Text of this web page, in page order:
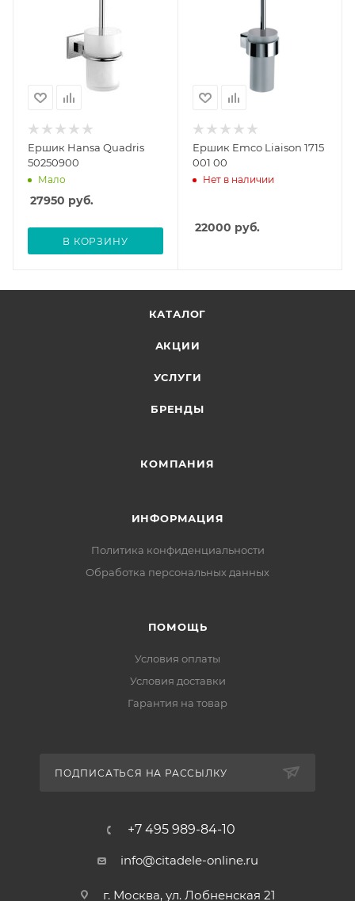
Ершик Hansa Quadris
50250900
Мало
27950 руб.
В КОРЗИНУ
Ершик Emco Liaison 1715
001 00
Нет в наличии
22000 руб.
КАТАЛОГ
АКЦИИ
УСЛУГИ
БРЕНДЫ
КОМПАНИЯ
ИНФОРМАЦИЯ
Политика конфиденциальности
Обработка персональных данных
ПОМОЩЬ
Условия оплаты
Условия доставки
Гарантия на товар
ПОДПИСАТЬСЯ НА РАССЫЛКУ
+7 495 989-84-10
info@citadele-online.ru
г. Москва, ул. Лобненская 21